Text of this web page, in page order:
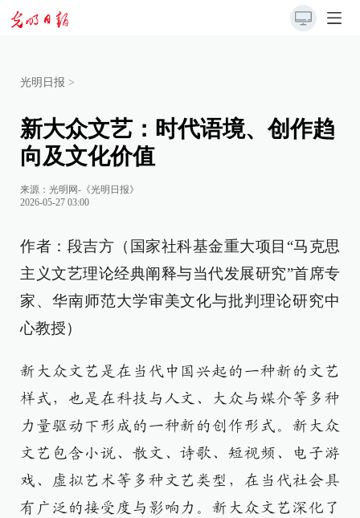
光明日报 >
新大众文艺：时代语境、创作趋
向及文化价值
来源： 光明网-《光明日报》
2026-05-27 03:00
作者：段吉方（国家社科基金重大项目“马克思
主义文艺理论经典阐释与当代发展研究”首席专
家、华南师范大学审美文化与批判理论研究中
心教授）
新大众文艺是在当代中国兴起的一种新的文艺
样式，也是在科技与人文、大众与媒介等多种
力量驱动下形成的一种新的创作形式。新大众
文艺包含小说、散文、诗歌、短视频、电子游
戏、虚拟艺术等多种文艺类型，在当代社会具
有广泛的接受度与影响力。新大众文艺深化了